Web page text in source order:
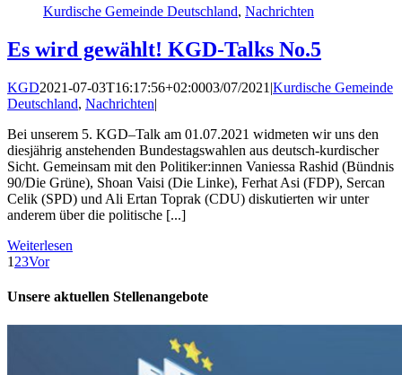
Kurdische Gemeinde Deutschland, Nachrichten
Es wird gewählt! KGD-Talks No.5
KGD2021-07-03T16:17:56+02:0003/07/2021 |Kurdische Gemeinde
Deutschland, Nachrichten|
Bei unserem 5. KGD–Talk am 01.07.2021 widmeten wir uns den
diesjährig anstehenden Bundestagswahlen aus deutsch-kurdischer
Sicht. Gemeinsam mit den Politiker:innen Vaniessa Rashid (Bündnis
90/Die Grüne), Shoan Vaisi (Die Linke), Ferhat Asi (FDP), Sercan
Celik (SPD) und Ali Ertan Toprak (CDU) diskutierten wir unter
anderem über die politische [...]
Weiterlesen
1 23Vor
Unsere aktuellen Stellenangebote